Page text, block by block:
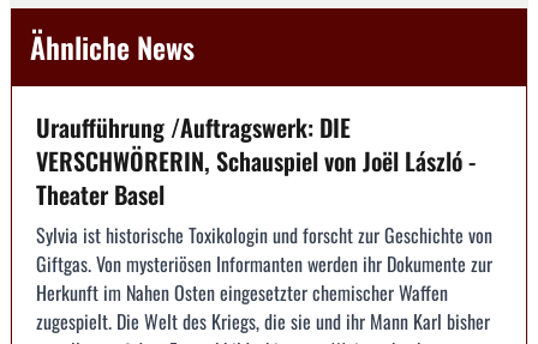
Ähnliche News
Uraufführung /Auftragswerk: DIE
VERSCHWÖRERIN, Schauspiel von Joël László -
Theater Basel
Sylvia ist historische Toxikologin und forscht zur Geschichte von
Giftgas. Von mysteriösen Informanten werden ihr Dokumente zur
Herkunft im Nahen Osten eingesetzter chemischer Waffen
zugespielt. Die Welt des Kriegs, die sie und ihr Mann Karl bisher